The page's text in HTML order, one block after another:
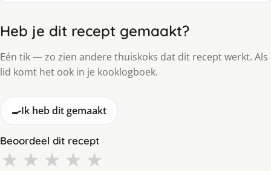
Heb je dit recept gemaakt?
Eén tik — zo zien andere thuiskoks dat dit recept werkt. Als
lid komt het ook in je kooklogboek.
🍳Ik heb dit gemaakt
Beoordeel dit recept
★ ★ ★ ★ ★